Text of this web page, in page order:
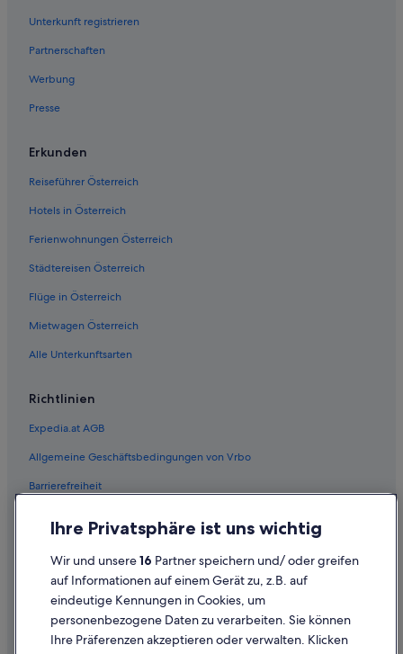
Unterkunft registrieren
Partnerschaften
Werbung
Presse
Erkunden
Reiseführer Österreich
Hotels in Österreich
Ferienwohnungen Österreich
Städtereisen Österreich
Flüge in Österreich
Mietwagen Österreich
Alle Unterkunftsarten
Richtlinien
Expedia.at AGB
Allgemeine Geschäftsbedingungen von Vrbo
Barrierefreiheit
Cookie-Erklärung
Rechtliche Hinweise/Kontakt
Inhaltsrichtlinien und Melden von Inhalten
Ihre Privatsphäre ist uns wichtig
Wir und unsere16 Partner speichern und/ oder greifen
auf Informationen auf einem Gerät zu, z.B. auf
eindeutige Kennungen in Cookies, um
personenbezogene Daten zu verarbeiten. Sie können
Ihre Präferenzen akzeptieren oder verwalten. Klicken